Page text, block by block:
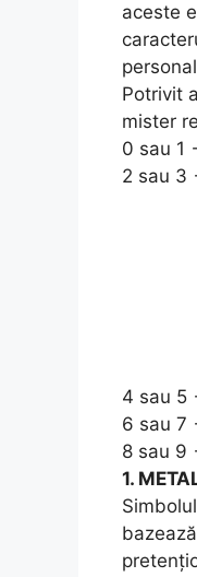
aceste
Potrivit
mister
0 sau 1
2 sau 3
4 sau 5
6 sau 7
8 sau 9
1.